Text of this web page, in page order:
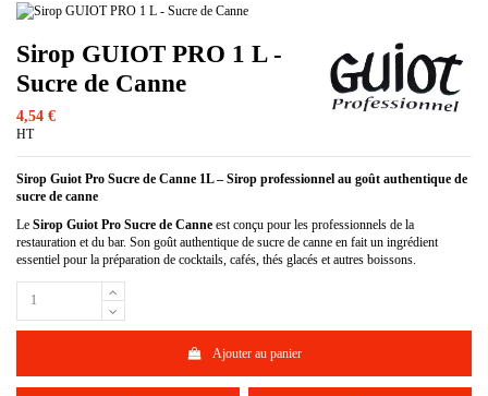
Sirop GUIOT PRO 1 L -
Sucre de Canne
4,54 €
HT
Sirop Guiot Pro Sucre de Canne 1L – Sirop professionnel au goût authentique de
sucre de canne
Le Sirop Guiot Pro Sucre de Canne est conçu pour les professionnels de la
restauration et du bar. Son goût authentique de sucre de canne en fait un ingrédient
essentiel pour la préparation de cocktails, cafés, thés glacés et autres boissons.
Ajouter au panier